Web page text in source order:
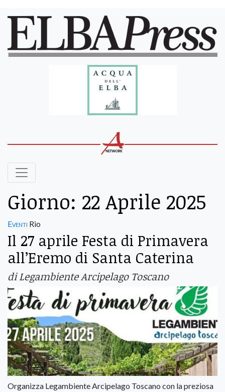
Giorno: 22 Aprile 2025
Eventi Rio
Il 27 aprile Festa di Primavera
all’Eremo di Santa Caterina
di Legambiente Arcipelago Toscano
Organizza Legambiente Arcipelago Toscano con la preziosa